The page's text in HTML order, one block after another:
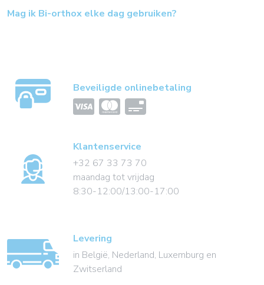
Mag ik Bi-orthox elke dag gebruiken?
Beveiligde onlinebetaling
Klantenservice
+32 67 33 73 70
maandag tot vrijdag
8:30-12:00/13:00-17:00
Levering
in België, Nederland, Luxemburg en
Zwitserland